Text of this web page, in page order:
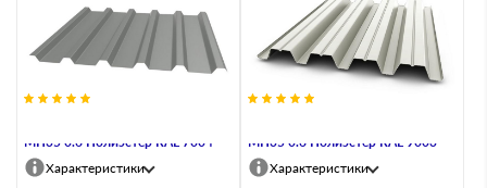
МП35 0.6 Полиэстер RAL 7004
Характеристики
МП35 0.6 Полиэстер RAL 9003
Характеристики